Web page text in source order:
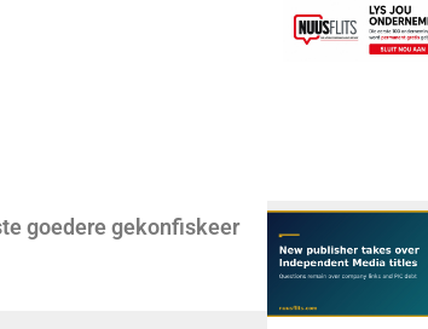
goedere gekonfiskeer